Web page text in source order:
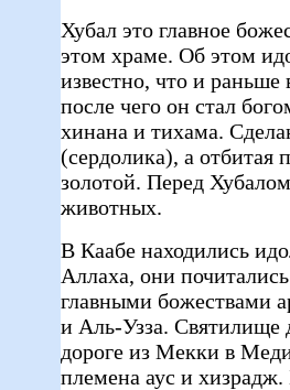
Хубал это главное
этом храме. Об этом
известно, что и
после чего он стал
хинана и тихама.
(сердолика), а отбитая
золотой. Перед
животных.
В Каабе находились
Аллаха, они
главными божествами
и Аль-Узза. Святилище
дороге из Мекки в
племена аус и